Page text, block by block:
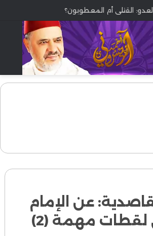
القتلى أم المعطوبون؟
عن الإمام
لقطات مهمة (2)